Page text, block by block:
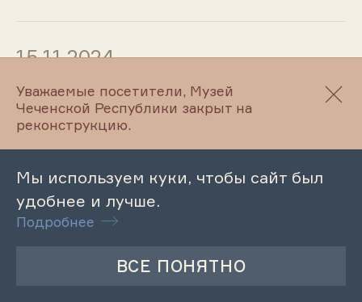
15.11.2024
Тематическая экскурсия по
выставке «Русская живопись и
графика ХIХ – начала ХХ веков»
14.11.2024
Лекция «Лев Николаевич
Толстой о добре и добрых
Уважаемые посетители, Музей
Чеченской Республики закрыт на
реконструкцию.
Мы используем куки, чтобы сайт был
удобнее и лучше.
Подробнее